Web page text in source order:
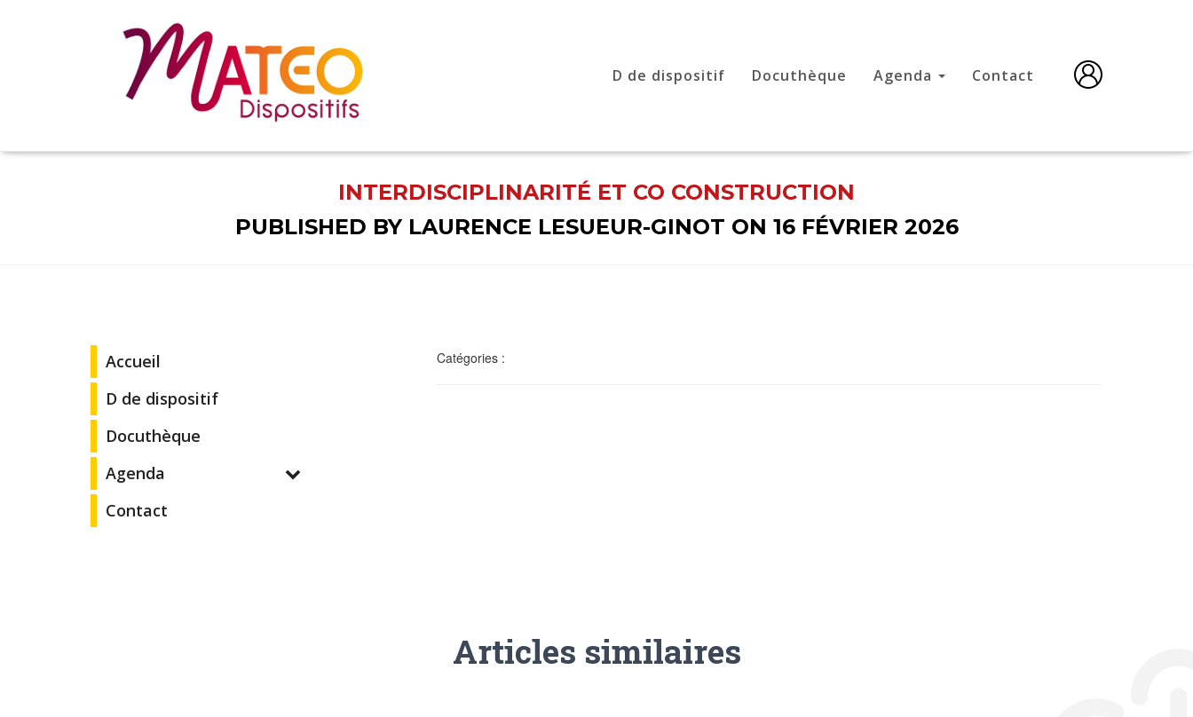
D de dispositif Docuthèque Agenda Contact
INTERDISCIPLINARITÉ ET CO CONSTRUCTION
PUBLISHED BY LAURENCE LESUEUR-GINOT ON 16 FÉVRIER 2026
Accueil
D de dispositif
Docuthèque
Agenda
Contact
Catégories :
Articles similaires